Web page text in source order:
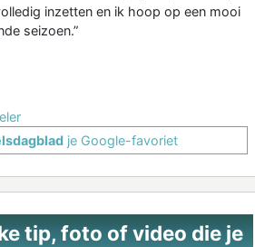
inzetten en ik hoop op een mooi
seizoen.”
je Google-favoriet
tip, foto of video die je